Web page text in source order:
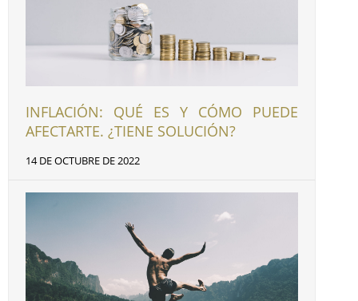
INFLACIÓN: QUÉ ES Y CÓMO PUEDE
AFECTARTE. ¿TIENE SOLUCIÓN?
14 DE OCTUBRE DE 2022